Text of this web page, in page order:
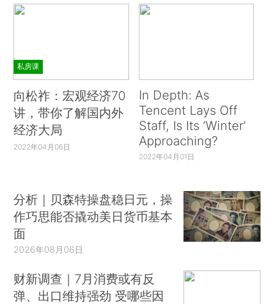
私房课
向松祚：宏观经济70
讲，带你了解国内外
经济大局
2022年04月06日
In Depth: As
Tencent Lays Off
Staff, Is Its ‘Winter’
Approaching?
2022年04月01日
分析｜贝森特操盘稳日元，操
作巧思能否撬动美日货币基本
面
2026年08月06日
财新调查｜7月消费或有反
弹、出口维持强劲 受哪些因